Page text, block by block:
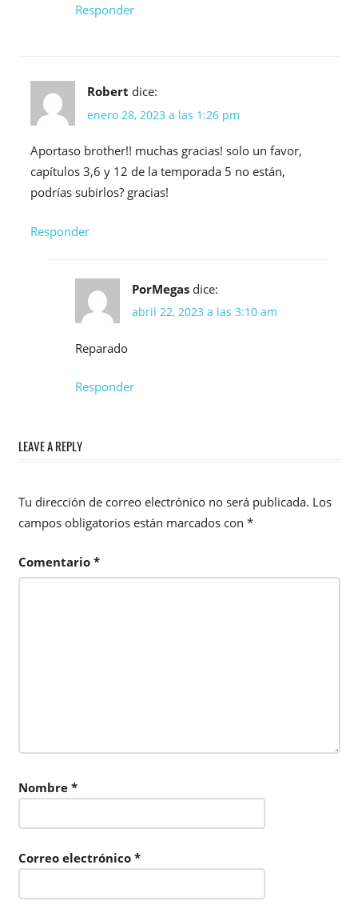
Responder
Robert dice:
enero 28, 2023 a las 1:26 pm
Aportaso brother!! muchas gracias! solo un favor,
capítulos 3,6 y 12 de la temporada 5 no están,
podrías subirlos? gracias!
Responder
PorMegas dice:
abril 22, 2023 a las 3:10 am
Reparado
Responder
LEAVE A REPLY
Tu dirección de correo electrónico no será publicada. Los
campos obligatorios están marcados con *
Comentario *
Nombre *
Correo electrónico *